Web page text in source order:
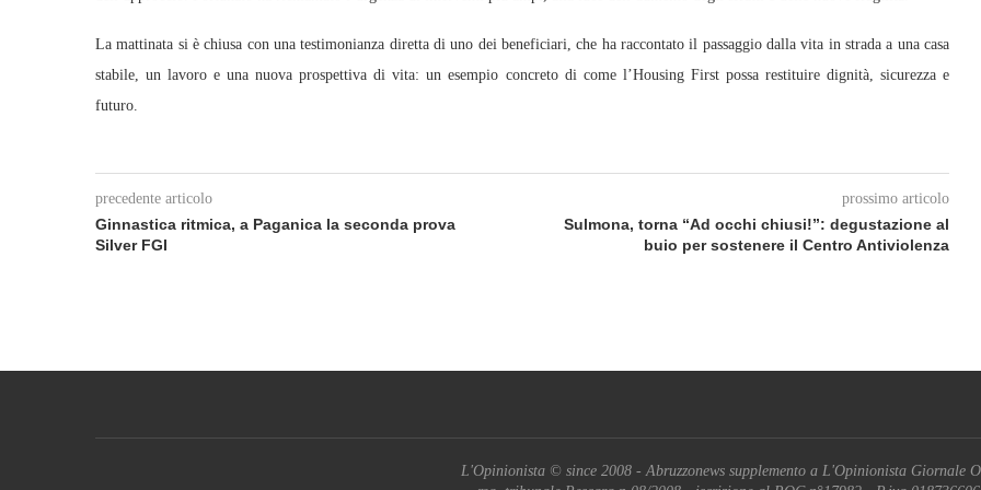
La mattinata si è chiusa con una testimonianza diretta di uno dei beneficiari, che ha raccontato il passaggio dalla vita in strada a una casa
stabile, un lavoro e una nuova prospettiva di vita: un esempio concreto di come l’Housing First possa restituire dignità, sicurezza e
futuro.
precedente articolo
Ginnastica ritmica, a Paganica la seconda prova
Silver FGI
prossimo articolo
Sulmona, torna “Ad occhi chiusi!”: degustazione al
buio per sostenere il Centro Antiviolenza
L'Opinionista © since 2008 - Abruzzonews supplemento a L'Opinionista Giornale